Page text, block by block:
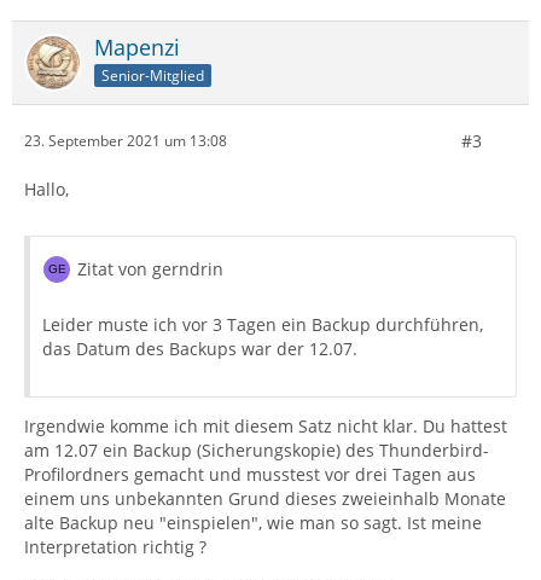
Mapenzi
Senior-Mitglied
23. September 2021 um 13:08 #3
Hallo,
Zitat von gerndrin
Leider muste ich vor 3 Tagen ein Backup durchführen,
das Datum des Backups war der 12.07.
Irgendwie komme ich mit diesem Satz nicht klar. Du hattest
am 12.07 ein Backup (Sicherungskopie) des Thunderbird-
Profilordners gemacht und musstest vor drei Tagen aus
einem uns unbekannten Grund dieses zweieinhalb Monate
alte Backup neu "einspielen", wie man so sagt. Ist meine
Interpretation richtig ?